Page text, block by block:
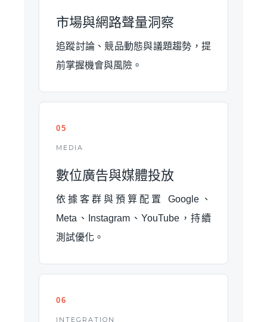
市場與網路聲量洞察
追蹤討論、競品動態與議題趨勢，提
前掌握機會與風險。
05
MEDIA
數位廣告與媒體投放
依據客群與預算配置 Google、
Meta、Instagram、YouTube，持續
測試優化。
06
INTEGRATION